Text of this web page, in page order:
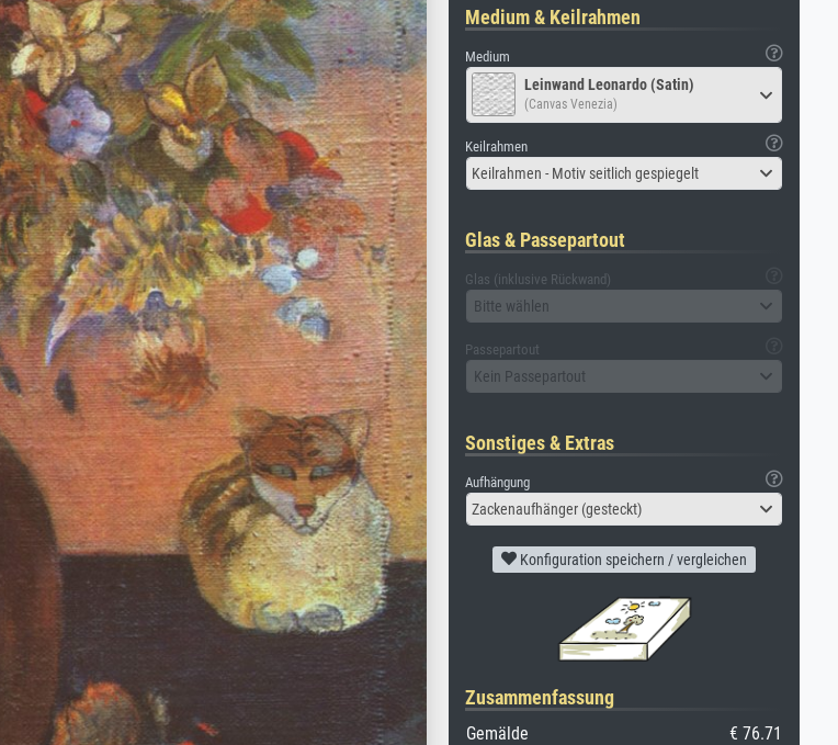
Medium & Keilrahmen
Medium
Leinwand Leonardo (Satin)
(Canvas Venezia)
Keilrahmen
Keilrahmen - Motiv seitlich gespiegelt
Glas & Passepartout
Glas (inklusive Rückwand)
Bitte wählen
Passepartout
Kein Passepartout
Sonstiges & Extras
Aufhängung
Zackenaufhänger (gesteckt)
Konfiguration speichern / vergleichen
Zusammenfassung
Gemälde
€ 76.71